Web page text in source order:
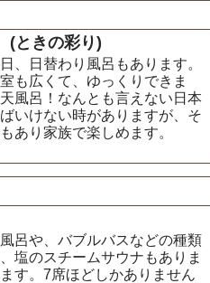
(ときの彩り)
、日替わり風呂もあります。
も広くて、ゆっくりできま
風呂！なんとも言えない日本
いけない時がありますが、そ
あり家族で楽しめます。
呂や、バブルバスなどの種類
塩のスチームサウナもありま
す。7席ほどしかありません